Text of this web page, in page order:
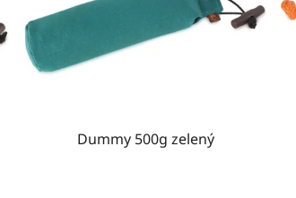
Dummy 500g zelený